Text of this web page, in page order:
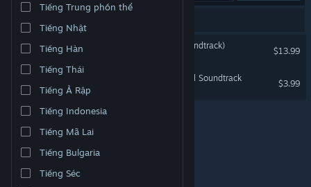
Thay đổi ngôn ngữ
Cài ứng dụng Steam di động
Xem web cho desktop
Tiếng Trung phồn thể
Tiếng Nhật
Tiếng Hàn
Tiếng Thái
Tiếng Ả Rập
Tiếng Indonesia
Tiếng Mã Lai
Tiếng Bulgaria
Tiếng Séc
TUNIC (Original Game Soundtrack)
$13.99
Fastfall - Dustforce Original Soundtrack
$3.99